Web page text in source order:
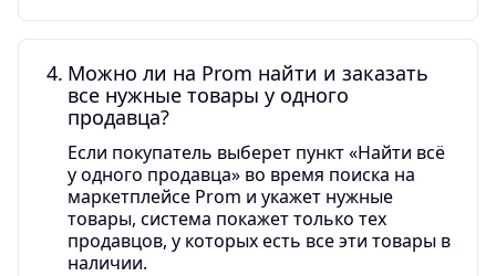
Можно ли на Prom найти и заказать
все нужные товары у одного
продавца?
Если покупатель выберет пункт «Найти всё
у одного продавца» во время поиска на
маркетплейсе Prom и укажет нужные
товары, система покажет только тех
продавцов, у которых есть все эти товары в
наличии.